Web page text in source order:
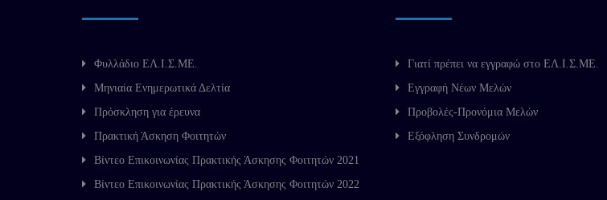
Φυλλάδιο ΕΛ.Ι.Σ.ΜΕ.
Μηνιαία Ενημερωτικά Δελτία
Πρόσκληση για έρευνα
Πρακτική Άσκηση Φοιτητών
Βίντεο Επικοινωνίας Πρακτικής Άσκησης Φοιτητών 2021
Βίντεο Επικοινωνίας Πρακτικής Άσκησης Φοιτητών 2022
Γιατί πρέπει να εγγραφώ στο ΕΛ.Ι.Σ.ΜΕ.
Εγγραφή Νέων Μελών
Προβολές-Προνόμια Μελών
Εξόφληση Συνδρομών